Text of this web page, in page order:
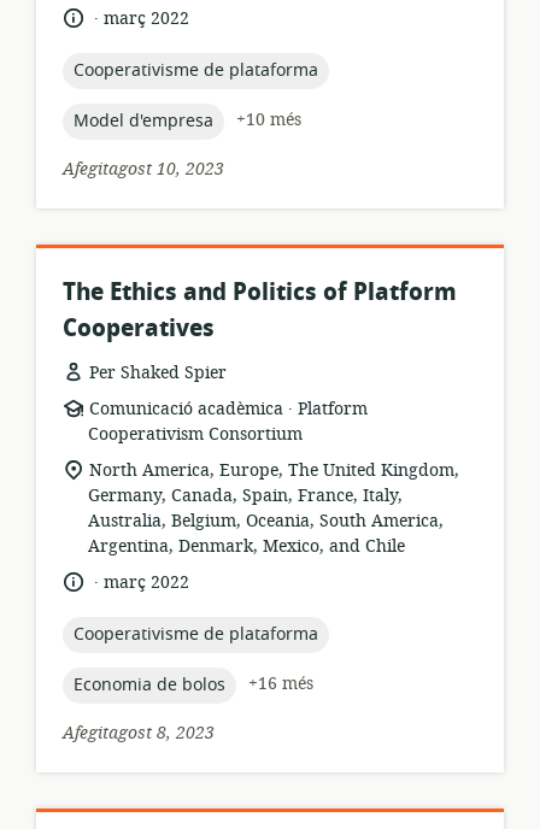
idioma:
.
data
publicació:
març 2022
topic:
Cooperativisme de plataforma
topic:
Model d'empresa
+10 més
Afegitagost 10, 2023
The Ethics and Politics of Platform
Cooperatives
Per Shaked Spier
format
dels
recursos:
Comunicació acadèmica .
publicador:
Platform
Cooperativism Consortium
ubicació
rellevant:
North America, Europe, The United Kingdom,
Germany, Canada, Spain, France, Italy,
Australia, Belgium, Oceania, South America,
Argentina, Denmark, Mexico, and Chile
idioma:
.
data
publicació:
març 2022
topic:
Cooperativisme de plataforma
topic:
Economia de bolos
+16 més
Afegitagost 8, 2023